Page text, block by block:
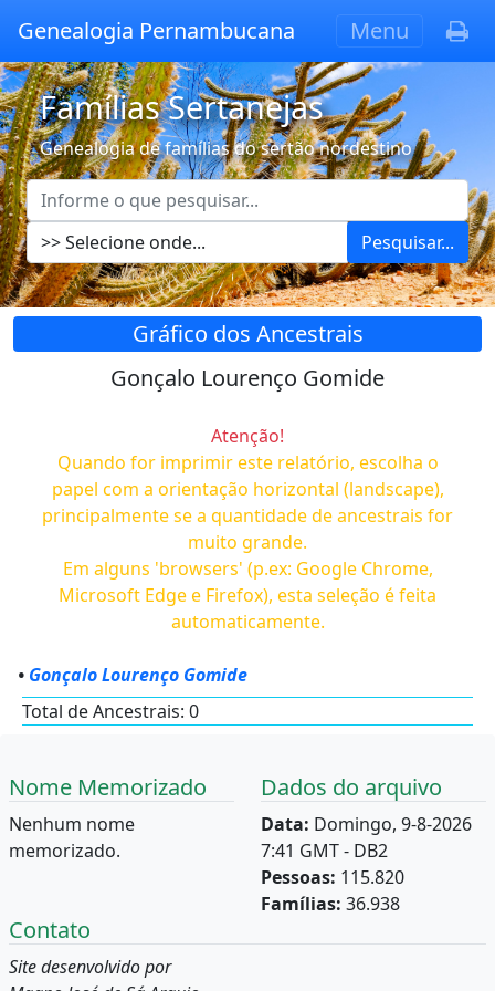
Genealogia Pernambucana Menu
Famílias Sertanejas
Genealogia de famílias do sertão nordestino
Pesquisar...
Gráfico dos Ancestrais
Gonçalo Lourenço Gomide
Atenção!
Quando for imprimir este relatório, escolha o
papel com a orientação horizontal (landscape),
principalmente se a quantidade de ancestrais for
muito grande.
Em alguns 'browsers' (p.ex: Google Chrome,
Microsoft Edge e Firefox), esta seleção é feita
automaticamente.
• Gonçalo Lourenço Gomide
Total de Ancestrais: 0
Nome Memorizado
Nenhum nome
memorizado.
Dados do arquivo
Data: Domingo, 9-8-2026
7:41 GMT - DB2
Pessoas: 115.820
Famílias: 36.938
Contato
Site desenvolvido por